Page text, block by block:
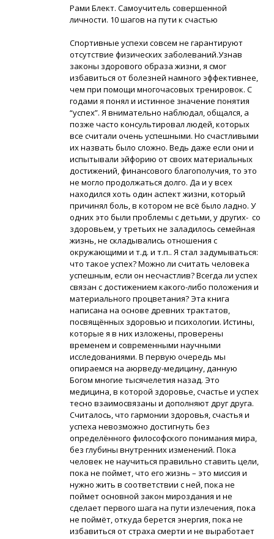
Рами Блект. Самоучитель совершенной
личности. 10 шагов на пути к счастью
Спортивные успехи совсем не гарантируют
отсутствие физических заболеваний.Узнав
законы здорового образа жизни, я смог
избавиться от болезней намного эффективнее,
чем при помощи многочасовых тренировок. С
годами я понял и истинное значение понятия
“успех”. Я внимательно наблюдал, общался, а
позже часто консультировал людей, которых
все считали очень успешными. Но счастливыми
их назвать было сложно. Ведь даже если они и
испытывали эйфорию от своих материальных
достижений, финансового благополучия, то это
не могло продолжаться долго. Да и у всех
находился хоть один аспект жизни, который
причинял боль, в котором не всё было ладно. У
одних это были проблемы с детьми, у других- со
здоровьем, у третьих не заладилось семейная
жизнь, не складывались отношения с
окружающими и т.д. и т.п.. Я стал задумываться:
что такое успех? Можно ли считать человека
успешным, если он несчастлив? Всегда ли успех
связан с достижением какого-либо положения и
материального процветания? Эта книга
написана на основе древних трактатов,
посвящённых здоровью и психологии. Истины,
которые я в них изложены, проверены
временем и современными научными
исследованиями. В первую очередь мы
опираемся на аюрведу-медицину, данную
Богом многие тысячелетия назад. Это
медицина, в которой здоровье, счастье и успех
тесно взаимосвязаны и дополняют друг друга.
Считалось, что гармонии здоровья, счастья и
успеха невозможно достигнуть без
определённого философского понимания мира,
без глубины внутренних изменений. Пока
человек не научиться правильно ставить цели,
пока не поймет, что его жизнь – это миссия и
нужно жить в соответствии с ней, пока не
поймет основной закон мироздания и не
сделает первого шага на пути излечения, пока
не поймёт, откуда берется энергия, пока не
избавиться от страха смерти и не выработает